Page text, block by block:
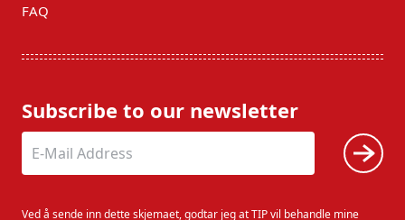
FAQ
Subscribe to our newsletter
Ved å sende inn dette skjemaet, godtar jeg at TIP vil behandle mine